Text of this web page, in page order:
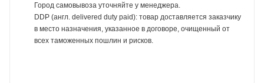
Город самовывоза уточняйте у менеджера.
DDP (англ. delivered duty paid): товар доставляется заказчику
в место назначения, указанное в договоре, очищенный от
всех таможенных пошлин и рисков.